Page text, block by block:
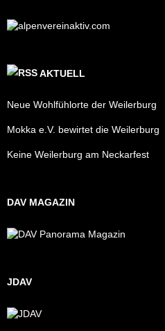
AKTUELL
Neue Wohlfühlorte der Weilerburg
Mokka e.V. bewirtet die Weilerburg
Keine Weilerburg am Neckarfest
DAV MAGAZIN
JDAV